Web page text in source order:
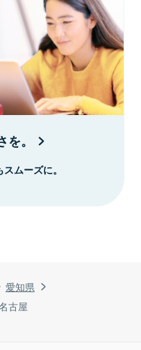
愛知県
古屋
。
ムーズに。